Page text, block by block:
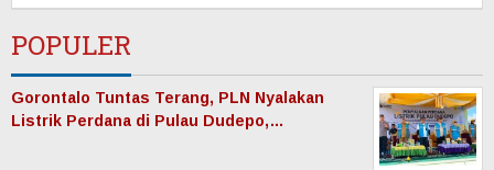
POPULER
Gorontalo Tuntas Terang, PLN Nyalakan
Listrik Perdana di Pulau Dudepo,…